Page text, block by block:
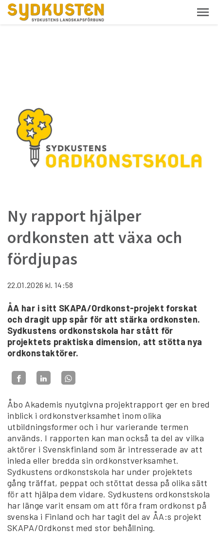
Ny rapport hjälper
ordkonsten att växa och
fördjupas
22.01.2026 kl. 14:58
ÅA har i sitt SKAPA/Ordkonst-projekt forskat
och dragit upp spår för att stärka ordkonsten.
Sydkustens ordkonstskola har stått för
projektets praktiska dimension, att stötta nya
ordkonstaktörer.
Åbo Akademis nyutgivna projektrapport ger en bred
inblick i ordkonstverksamhet inom olika
utbildningsformer och i hur varierande termen
används. I rapporten kan man också ta del av vilka
aktörer i Svenskfinland som är intresserade av att
inleda eller bredda sin ordkonstverksamhet.
Sydkustens ordkonstskola har under projektets
gång träffat, peppat och stöttat dessa på olika sätt
för att hjälpa dem vidare. Sydkustens ordkonstskola
har länge varit ensam om att föra fram ordkonst på
svenska i Finland och har tagit del av ÅA:s projekt
SKAPA/Ordkonst med stor behållning.